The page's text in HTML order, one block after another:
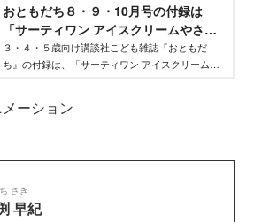
おともだち８・９・10月号の付録は
「サーティワン アイスクリームやさ
ん」！ - Aneひめ.net｜講談社
３・４・５歳向け講談社こども雑誌『おともだ
ち』の付録は、「サーティワン アイスクリームや
ーション
さき
早紀